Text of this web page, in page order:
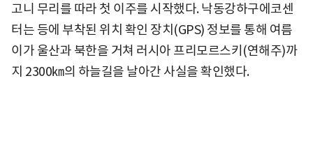
고니 무리를 따라 첫 이주를 시작했다. 낙동강하구에코센
터는 등에 부착된 위치 확인 장치(GPS) 정보를 통해 여름
이가 울산과 북한을 거쳐 러시아 프리모르스키(연해주)까
지 2300㎞의 하늘길을 날아간 사실을 확인했다.